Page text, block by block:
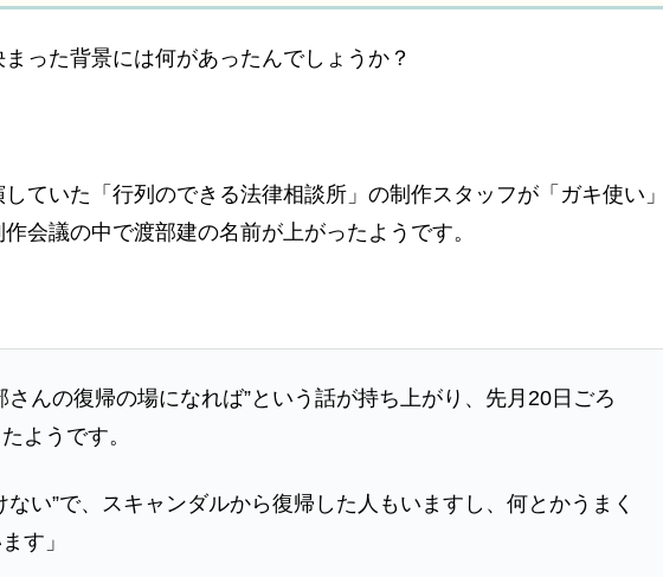
った背景には何があったんでしょうか？
ていた「行列のできる法律相談所」の制作スタッフが「ガキ使い」
会議の中で渡部建の名前が上がったようです。
さんの復帰の場になれば”という話が持ち上がり、先月20日ごろ
ようです。
ない”で、スキャンダルから復帰した人もいますし、何とかうまく
す」